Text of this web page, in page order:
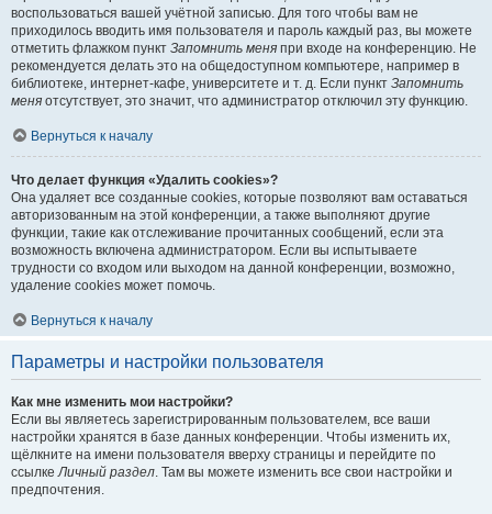
воспользоваться вашей учётной записью. Для того чтобы вам не
приходилось вводить имя пользователя и пароль каждый раз, вы можете
отметить флажком пункт Запомнить меня при входе на конференцию. Не
рекомендуется делать это на общедоступном компьютере, например в
библиотеке, интернет-кафе, университете и т. д. Если пункт Запомнить
меня отсутствует, это значит, что администратор отключил эту функцию.
Вернуться к началу
Что делает функция «Удалить cookies»?
Она удаляет все созданные cookies, которые позволяют вам оставаться
авторизованным на этой конференции, а также выполняют другие
функции, такие как отслеживание прочитанных сообщений, если эта
возможность включена администратором. Если вы испытываете
трудности со входом или выходом на данной конференции, возможно,
удаление cookies может помочь.
Вернуться к началу
Параметры и настройки пользователя
Как мне изменить мои настройки?
Если вы являетесь зарегистрированным пользователем, все ваши
настройки хранятся в базе данных конференции. Чтобы изменить их,
щёлкните на имени пользователя вверху страницы и перейдите по
ссылкеЛичный раздел. Там вы можете изменить все свои настройки и
предпочтения.